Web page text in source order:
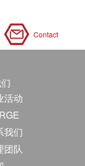
Contact
活动
我们
团队